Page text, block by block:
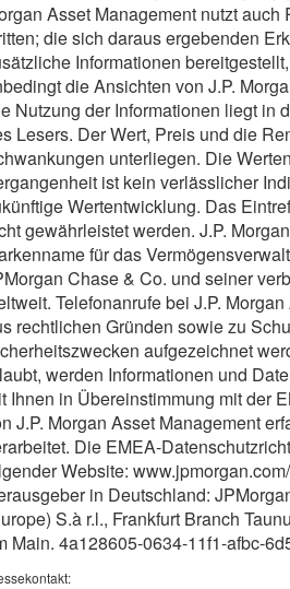
Asset Management nutzt
die sich daraus ergebenden
Informationen
die Ansichten von J.P.
Nutzung der Informationen liegt in
Lesers. Der Wert, Preis und die
unterliegen. Die
ist kein verlässlicher
Wertentwicklung. Das
gewährleistet werden. J.P.
für das
Chase & Co. und seiner
Telefonanrufe bei J.P.
rechtlichen Gründen sowie zu
aufgezeichnet
werden Informationen und
Ihnen in Übereinstimmung mit der
J.P. Morgan Asset Management
Die EMEA-
Website:
in Deutschland:
S.à r.l., Frankfurt Branch
Main. 4a128605-0634-11f1-afbc-